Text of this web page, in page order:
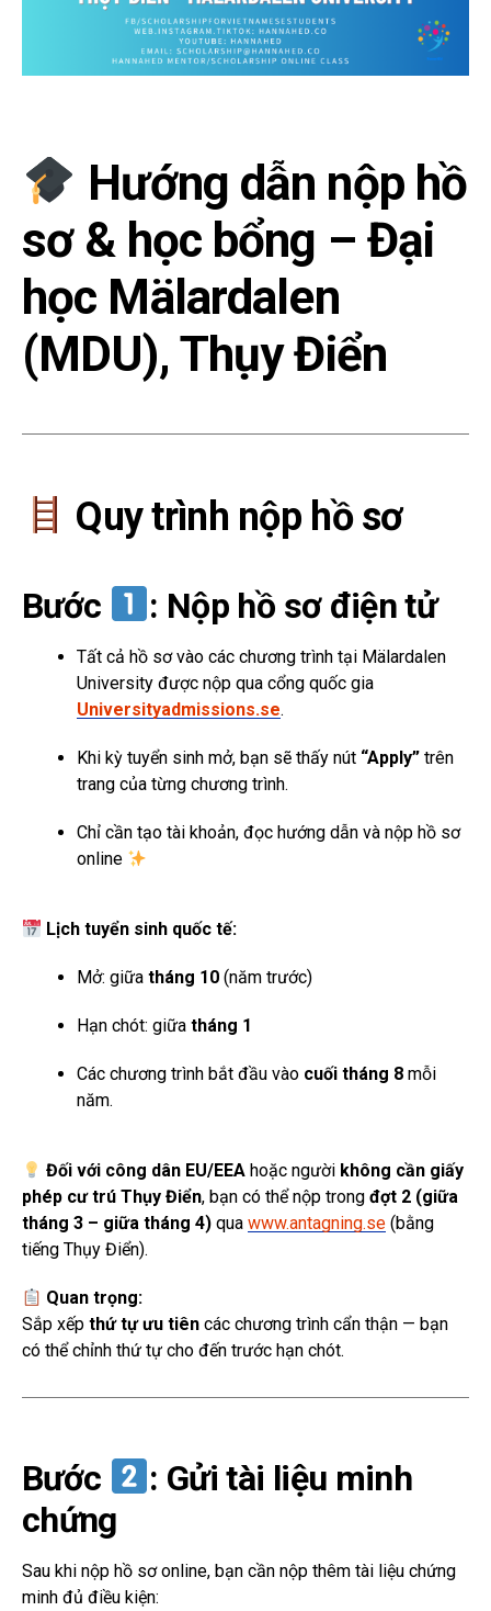
Hướng dẫn nộp hồ
sơ & học bổng – Đại
học Mälardalen
(MDU), Thụy Điển
Quy trình nộp hồ sơ
Bước : Nộp hồ sơ điện tử
Tất cả hồ sơ vào các chương trình tại Mälardalen
University được nộp qua cổng quốc gia
Universityadmissions.se.
Khi kỳ tuyển sinh mở, bạn sẽ thấy nút “Apply” trên
trang của từng chương trình.
Chỉ cần tạo tài khoản, đọc hướng dẫn và nộp hồ sơ
online
Lịch tuyển sinh quốc tế:
Mở: giữa tháng 10 (năm trước)
Hạn chót: giữa tháng 1
Các chương trình bắt đầu vào cuối tháng 8 mỗi
năm.
Đối với công dân EU/EEA hoặc người không cần giấy
phép cư trú Thụy Điển, bạn có thể nộp trong đợt 2 (giữa
tháng 3 – giữa tháng 4) qua www.antagning.se (bằng
tiếng Thụy Điển).
Quan trọng:
Sắp xếp thứ tự ưu tiên các chương trình cẩn thận — bạn
có thể chỉnh thứ tự cho đến trước hạn chót.
Bước
: Gửi tài liệu minh
chứng
Sau khi nộp hồ sơ online, bạn cần nộp thêm tài liệu chứng
minh đủ điều kiện: